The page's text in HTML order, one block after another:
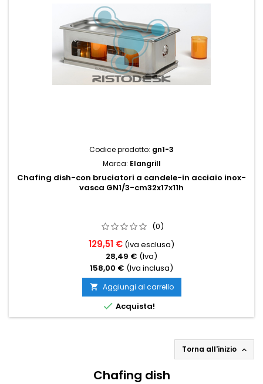
Codice prodotto: gn1-3
Marca: Elangrill
Chafing dish-con bruciatori a candele-in acciaio inox-
vasca GN1/3-cm32x17x11h
(0)
129,51 € (Iva esclusa)
28,49 € (Iva)
158,00 € (Iva inclusa)
 Aggiungi al carrello
 Acquista!
Torna all'inizio 
Chafing dish